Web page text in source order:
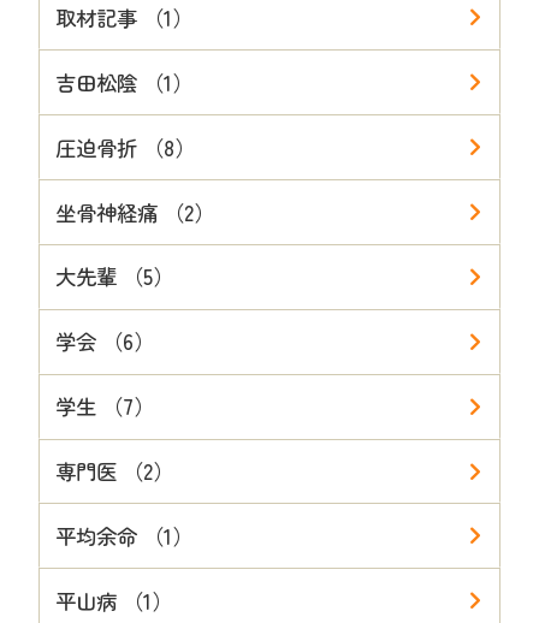
取材記事 （1）
吉田松陰 （1）
圧迫骨折 （8）
坐骨神経痛 （2）
大先輩 （5）
学会 （6）
学生 （7）
専門医 （2）
平均余命 （1）
平山病 （1）